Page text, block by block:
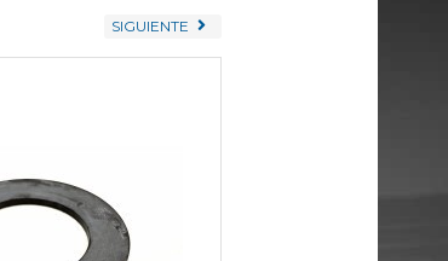
SIGUIENTE